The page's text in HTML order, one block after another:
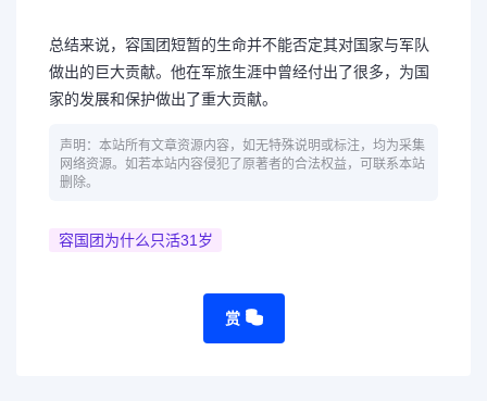
总结来说，容国团短暂的生命并不能否定其对国家与军队
做出的巨大贡献。他在军旅生涯中曾经付出了很多，为国
家的发展和保护做出了重大贡献。
声明：本站所有文章资源内容，如无特殊说明或标注，均为采集
网络资源。如若本站内容侵犯了原著者的合法权益，可联系本站
删除。
容国团为什么只活31岁
赏